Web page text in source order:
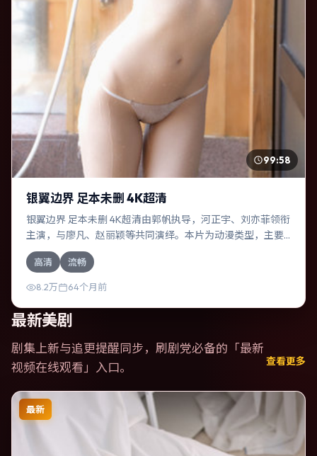
99:58
银翼边界 足本未删 4K超清
银翼边界 足本未删 4K超清由郭帆执导，河正宇、刘亦菲领衔
主演，与廖凡、赵丽颖等共同演绎。本片为动漫类型，主要
班底与取景来自印度。人工智能介入司法审判，人性边界遭
遇拷问。影片整体气质温暖，节奏紧凑，人物动机清晰，适
合喜欢强情节与细腻表演的观众。
高清 流畅
8.2万 64个月前
最新美剧
剧集上新与追更提醒同步，刷剧党必备的「最新
视频在线观看 」入口。 查看更多
最新